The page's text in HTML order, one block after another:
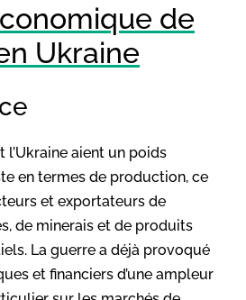
de
Ukraine
l’Ukraine aient un poids
en termes de production, ce
et exportateurs de
de minerais et de produits
La guerre a déjà provoqué
et financiers d’une ampleur